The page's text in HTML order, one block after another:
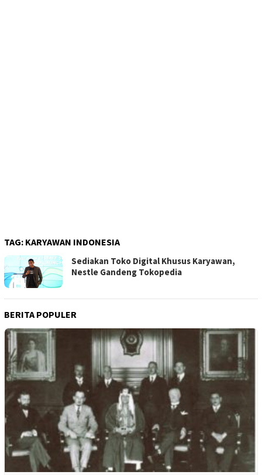
TAG: KARYAWAN INDONESIA
Sediakan Toko Digital Khusus Karyawan,
Nestle Gandeng Tokopedia
BERITA POPULER